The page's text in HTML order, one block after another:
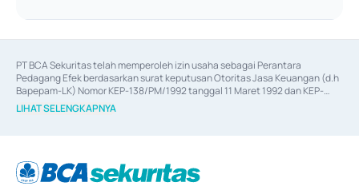
PT BCA Sekuritas telah memperoleh izin usaha sebagai Perantara
Pedagang Efek berdasarkan surat keputusan Otoritas Jasa Keuangan (d.h
Bapepam-LK) Nomor KEP-138/PM/1992 tanggal 11 Maret 1992 dan KEP-
06/D.04/2014 tanggal 28 Februari 2014, izin usaha sebagai Penjamin Emisi
Efek berdasarkan surat keputusan Otoritas Jasa Keuangan Nomor KEP-
berdasarkan surat keputusan Otoritas Jasa Keuangan Nomor S-
67/PM.21/2017 tanggal 3 Februari 2017, dan beberapa izin usaha lainnya
LIHAT SELENGKAPNYA